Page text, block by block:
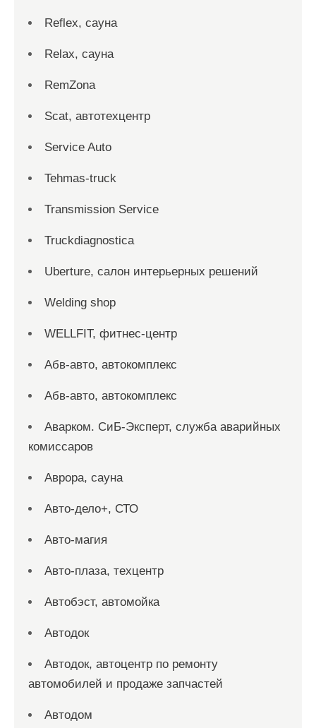
Reflex, сауна
Relax, сауна
RemZona
Scat, автотехцентр
Service Auto
Tehmas-truck
Transmission Service
Truckdiagnostica
Uberture, салон интерьерных решений
Welding shop
WELLFIT, фитнес-центр
Абв-авто, автокомплекс
Абв-авто, автокомплекс
Аварком. СиБ-Эксперт, служба аварийных
комиссаров
Аврора, сауна
Авто-дело+, СТО
Авто-магия
Авто-плаза, техцентр
Автобэст, автомойка
Автодок
Автодок, автоцентр по ремонту
автомобилей и продаже запчастей
Автодом